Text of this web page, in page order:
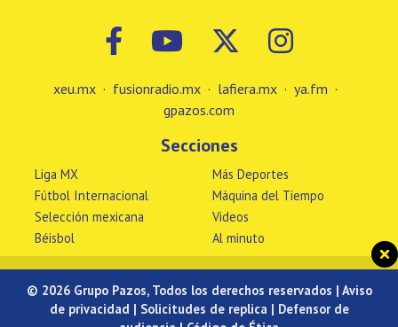
xeu.mx · fusionradio.mx · lafiera.mx · ya.fm ·
gpazos.com
Secciones
Liga MX
Fútbol Internacional
Selección mexicana
Béisbol
Más Deportes
Máquina del Tiempo
Videos
Al minuto
© 2026 Grupo Pazos, Todos los derechos reservados | Aviso
de privacidad | Solicitudes de replica| Defensor de